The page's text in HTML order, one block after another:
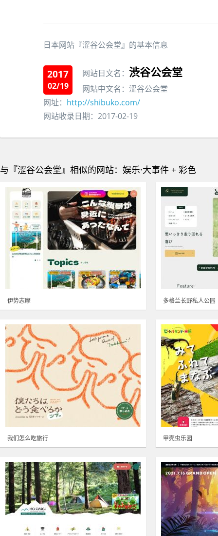
日本网站『涩谷公会堂』的基本信息
2017
02/19
网站日文名：渋谷公会堂
网站中文名：涩谷公会堂
网址： http://shibuko.com/
网站收录日期：2017-02-19
与『涩谷公会堂』相似的网站：娱乐·大事件 + 彩色
伊势志摩 多格兰长野私人公园
我们怎么吃旅行 甲壳虫乐园